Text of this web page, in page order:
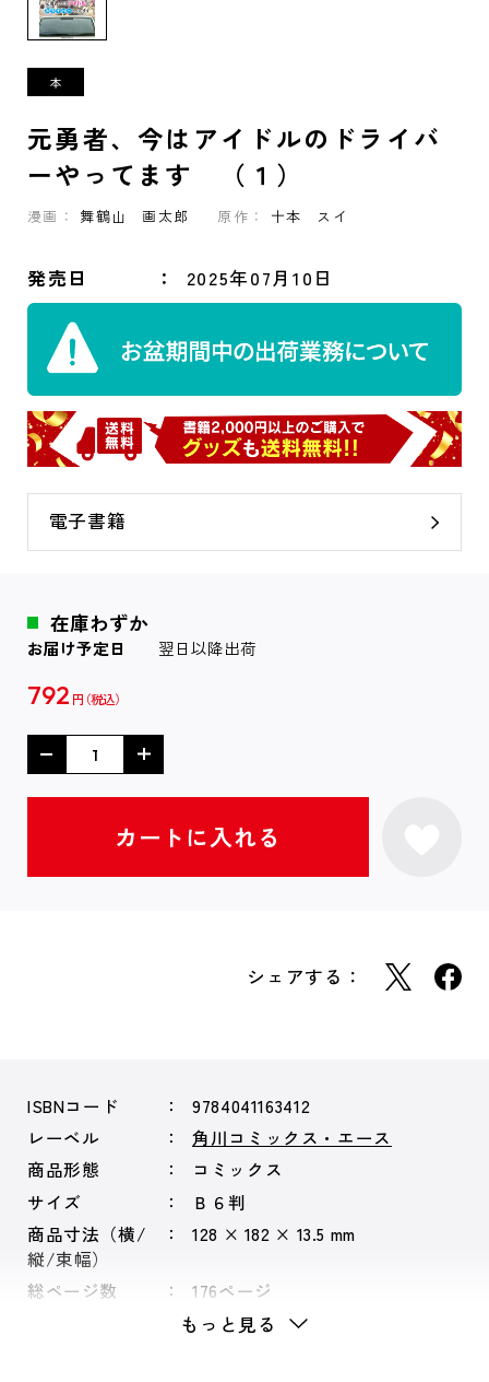
元勇者、今はアイドルのドライバ
ーやってます （１）
漫画： 舞鶴山 画太郎 原作： 十本 スイ
発売日 2025年07月10日
電子書籍
在庫わずか
お届け予定日 翌日以降出荷
792 円
シェアする：
ISBNコード
9784041163412
レーベル
角川コミックス・エース
商品形態
コミックス
サイズ
Ｂ６判
商品寸法（横/
縦/束幅）
128 × 182 × 13.5 mm
総ページ数 176ページ
もっと見る